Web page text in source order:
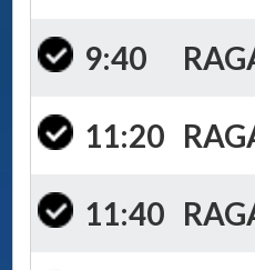
9:40
11:20
11:40